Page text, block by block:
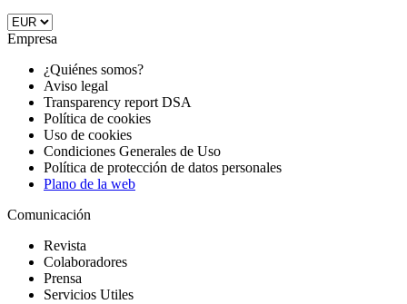
Empresa
¿Quiénes somos?
Aviso legal
Transparency report DSA
Política de cookies
Uso de cookies
Condiciones Generales de Uso
Política de protección de datos personales
Plano de la web
Comunicación
Revista
Colaboradores
Prensa
Servicios Utiles